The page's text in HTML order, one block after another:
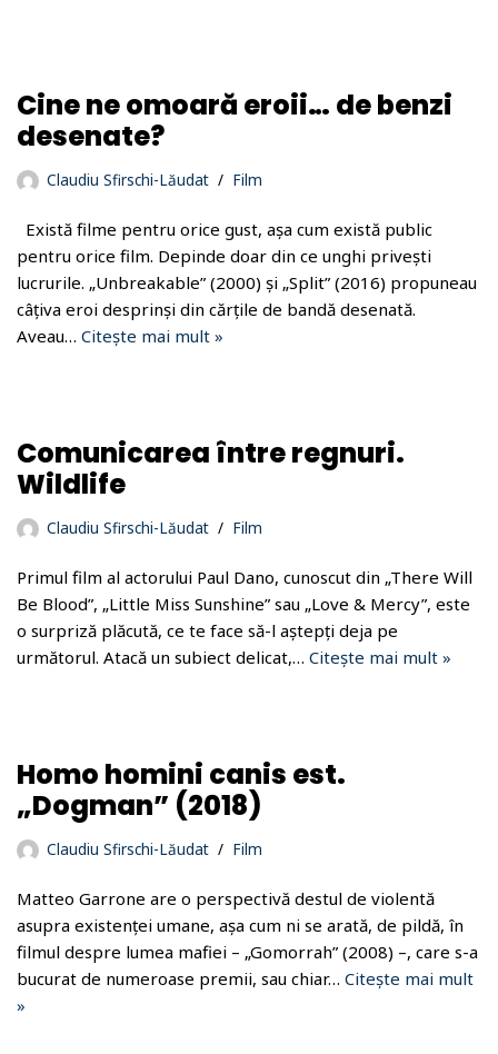
Cine ne omoară eroii… de benzi
desenate?
Claudiu Sfirschi-Lăudat Film
Există filme pentru orice gust, așa cum există public
pentru orice film. Depinde doar din ce unghi privești
lucrurile. „Unbreakable” (2000) și „Split” (2016) propuneau
câțiva eroi desprinși din cărțile de bandă desenată.
Aveau… Citește mai mult »
Comunicarea între regnuri.
Wildlife
Claudiu Sfirschi-Lăudat Film
Primul film al actorului Paul Dano, cunoscut din „There Will
Be Blood”, „Little Miss Sunshine” sau „Love & Mercy”, este
o surpriză plăcută, ce te face să-l aștepți deja pe
următorul. Atacă un subiect delicat,… Citește mai mult »
Homo homini canis est.
„Dogman” (2018)
Claudiu Sfirschi-Lăudat Film
Matteo Garrone are o perspectivă destul de violentă
asupra existenței umane, așa cum ni se arată, de pildă, în
filmul despre lumea mafiei – „Gomorrah” (2008) –, care s-a
bucurat de numeroase premii, sau chiar… Citește mai mult
»